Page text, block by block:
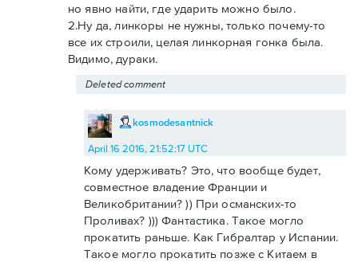
но явно найти, где ударить можно было.
2.Ну да, линкоры не нужны, только почему-то
все их строили, целая линкорная гонка была.
Видимо, дураки.
Deleted comment
kosmodesantnick
April 16 2016, 21:52:17 UTC
Кому удерживать? Это, что вообще будет,
совместное владение Франции и
Великобритании? )) При османских-то
Проливах? ))) Фантастика. Такое могло
прокатить раньше. Как Гибралтар у Испании.
Такое могло прокатить позже с Китаем в